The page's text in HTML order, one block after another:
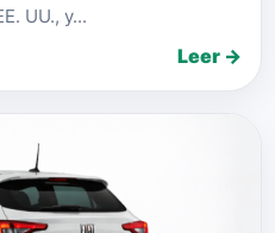
UU., y...
Leer →